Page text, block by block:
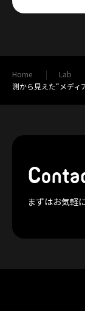
Home Lab
測から見えた“メディ
C
まずはお気軽